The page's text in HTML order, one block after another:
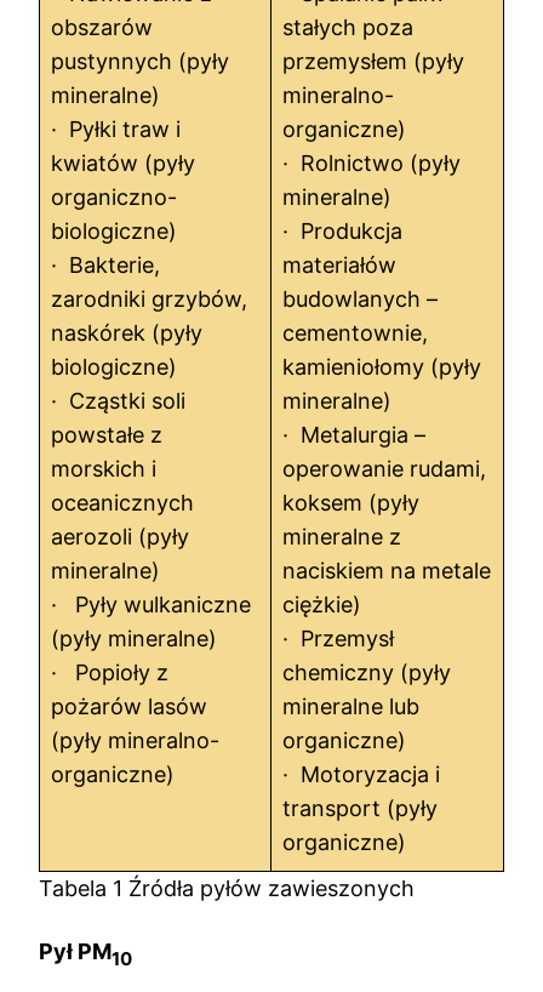
obszarów
pustynnych (pyły
mineralne)
· Pyłki traw i
kwiatów (pyły
organiczno-
biologiczne)
· Bakterie,
zarodniki grzybów,
naskórek (pyły
biologiczne)
· Cząstki soli
powstałe z
morskich i
oceanicznych
aerozoli (pyły
mineralne)
· Pyły wulkaniczne
(pyły mineralne)
· Popioły z
pożarów lasów
(pyły mineralno-
organiczne)
stałych poza
przemysłem (pyły
mineralno-
organiczne)
· Rolnictwo (pyły
mineralne)
· Produkcja
materiałów
budowlanych –
cementownie,
kamieniołomy (pyły
mineralne)
· Metalurgia –
operowanie rudami,
koksem (pyły
mineralne z
naciskiem na metale
ciężkie)
· Przemysł
chemiczny (pyły
mineralne lub
organiczne)
· Motoryzacja i
transport (pyły
organiczne)
Tabela 1 Źródła pyłów zawieszonych
Pył PM10